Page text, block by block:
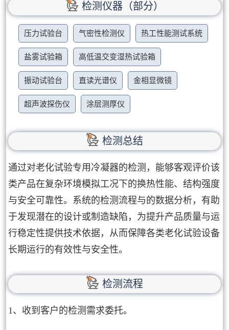
检测仪器（部分）
压力试验台 气密性检测仪 热工性能测试系统
盐雾试验箱 高低温交变湿热试验箱
振动试验台 直读光谱仪 金相显微镜
超声波探伤仪 涂层测厚仪
检测总结
通过对老化试验专用冷凝器的检测，能够客观评价该
类产品在复杂环境模拟工况下的换热性能、结构强度
与安全可靠性。系统的检测流程与的数据分析，有助
于发现潜在的设计或制造缺陷，为提升产品质量与运
行稳定性提供技术依据，从而保障各类老化试验设备
长期运行的有效性与安全性。
检测流程
1、收到客户的检测需求委托。